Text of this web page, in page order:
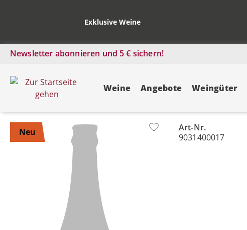
Exklusive Weine
Newsletter abonnieren und 5 € sichern!
Weine Angebote Weingüter
Neu
Bildergalerie überspringen
Art-Nr.
9031400017